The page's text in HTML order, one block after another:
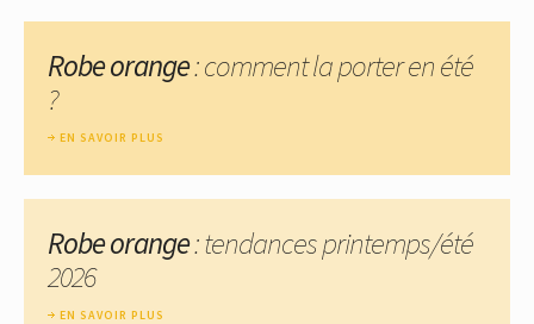
Robe orange: comment la porter en été
?
EN SAVOIR PLUS
Robe orange: tendances printemps/été
2026
EN SAVOIR PLUS